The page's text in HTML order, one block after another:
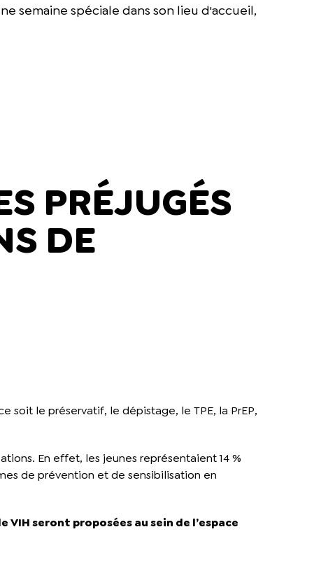
semaine spéciale dans son lieu d'accueil,
PRÉJUGÉS
DE
soit le préservatif, le dépistage, le TPE, la PrEP,
En effet, les jeunes représentaient 14 %
de prévention et de sensibilisation en
seront proposées au sein de l’espace